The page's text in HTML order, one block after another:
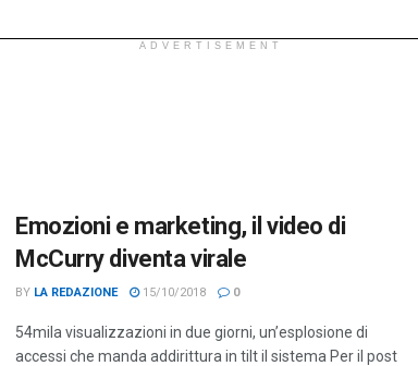
ADVERTISEMENT
Emozioni e marketing, il video di
McCurry diventa virale
BY LA REDAZIONE 15/10/2018 0
54mila visualizzazioni in due giorni, un’esplosione di
accessi che manda addirittura in tilt il sistema Per il post